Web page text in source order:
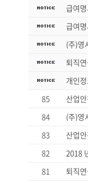
급여
급여
(주)영
퇴직
개인
85
산업
84
(주)영
83
산업
82
2018
81
퇴직